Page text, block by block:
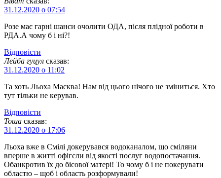
31.12.2020 о 07:54
Розе має гарні шанси очолити ОДА, після плідної роботи в
РДА.А чому б і ні?!
Відповіcти
Лейба гуцул сказав:
31.12.2020 о 11:02
Та хоть Льоха Масква! Нам від цього нічого не зміниться. Хто
тут тільки не керував.
Відповіcти
Тоша сказав:
31.12.2020 о 17:06
Льоха вже в Смілі докерувався водоканалом, що сміляни
вперше в житті офігєли від якості послуг водопостачання.
Обанкротив їх до бісової матері! То чому б і не покерувати
областю – щоб і область розформували!